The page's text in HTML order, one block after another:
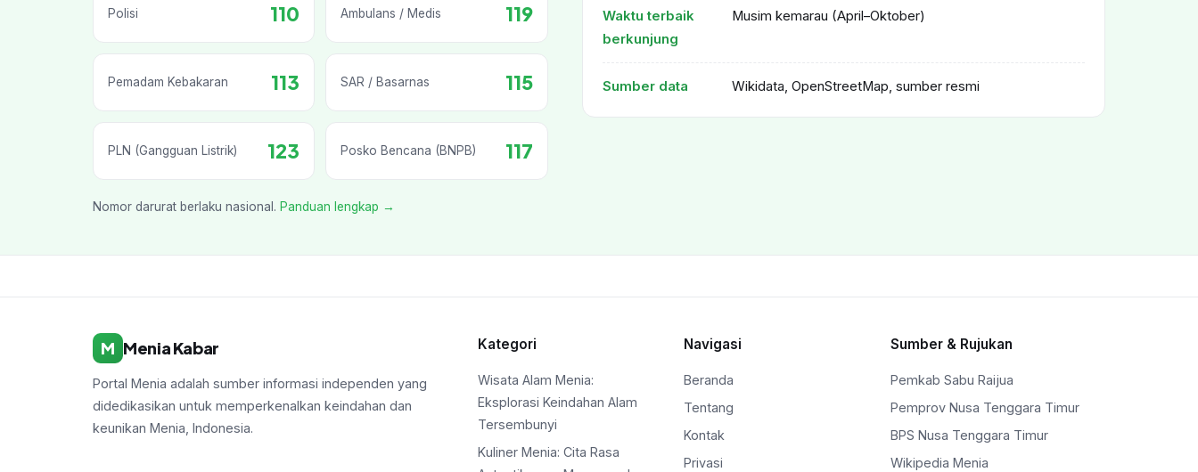
Polisi 110 Ambulans / Medis 119
Pemadam Kebakaran 113 SAR / Basarnas 115
PLN (Gangguan Listrik) 123 Posko Bencana (BNPB) 117
Waktu terbaik
berkunjung
Musim kemarau (April–Oktober)
Sumber data Wikidata, OpenStreetMap, sumber resmi
Nomor darurat berlaku nasional. Panduan lengkap →
M Menia Kabar
Portal Menia adalah sumber informasi independen yang
didedikasikan untuk memperkenalkan keindahan dan
keunikan Menia, Indonesia.
Kategori
Wisata Alam Menia:
Eksplorasi Keindahan Alam
Tersembunyi
Kuliner Menia: Cita Rasa
Navigasi
Beranda
Tentang
Kontak
Privasi
Sumber & Rujukan
Pemkab Sabu Raijua
Pemprov Nusa Tenggara Timur
BPS Nusa Tenggara Timur
Wikipedia Menia